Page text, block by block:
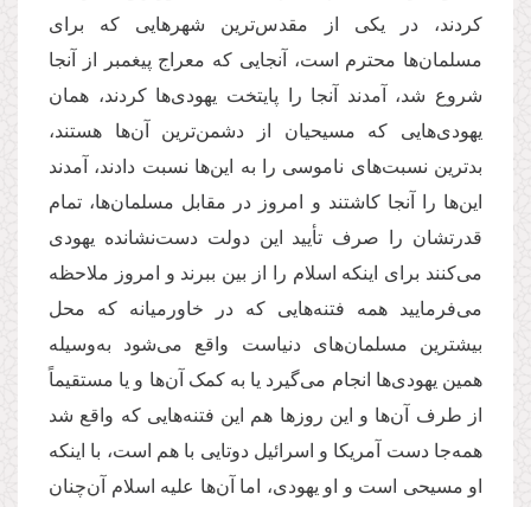
کردند، در یکی از مقدس‌ترین شهرهایی که برای
مسلمان‌ها محترم است، آنجایی که معراج پیغمبر از آنجا
شروع شد، آمدند آنجا را پایتخت یهودی‌ها کردند، همان
یهودی‌هایی که مسیحیان از دشمن‌ترین آن‌ها هستند،
بدترین نسبت‌های ناموسی را به این‌ها نسبت دادند، آمدند
این‌ها را آنجا کاشتند و امروز در مقابل مسلمان‌ها، تمام
قدرتشان را صرف تأیید این دولت دست‌نشانده یهودی
می‌کنند برای اینکه اسلام را از بین ببرند و امروز ملاحظه
می‌فرمایید همه فتنه‌هایی که در خاورمیانه که محل
بیشترین مسلمان‌های دنیاست واقع می‌شود به‌وسیله
همین یهودی‌ها انجام می‌گیرد یا به کمک آن‌ها و یا مستقیماً
از طرف آن‌ها و این روزها هم این فتنه‌هایی که واقع شد
همه‌جا دست آمریکا و اسرائیل دوتایی با هم است، با اینکه
او مسیحی است و او یهودی، اما آن‌ها علیه اسلام آن‌چنان